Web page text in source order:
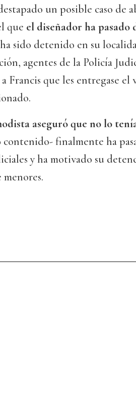
un posible caso de
que el diseñador ha pasado
sido detenido en su
agentes de la Policía
Francis que les entregase el
aseguró que no lo
finalmente ha
y ha motivado su